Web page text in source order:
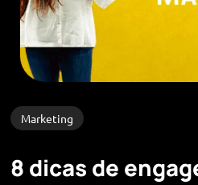
Marketing
8 dicas de